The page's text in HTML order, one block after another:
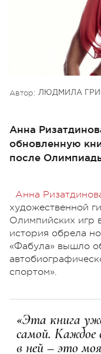
Автор: ЛЮДМИЛА
Анна
обновленную
после
Анна
художественной
Олимпийских игр
история обрела
«Фабула» вышло
спортом».
«Эта книга
самой. Каждое
в ней – это